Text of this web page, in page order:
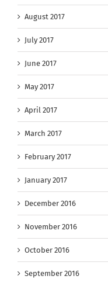
August 2017
July 2017
June 2017
May 2017
April 2017
March 2017
February 2017
January 2017
December 2016
November 2016
October 2016
September 2016